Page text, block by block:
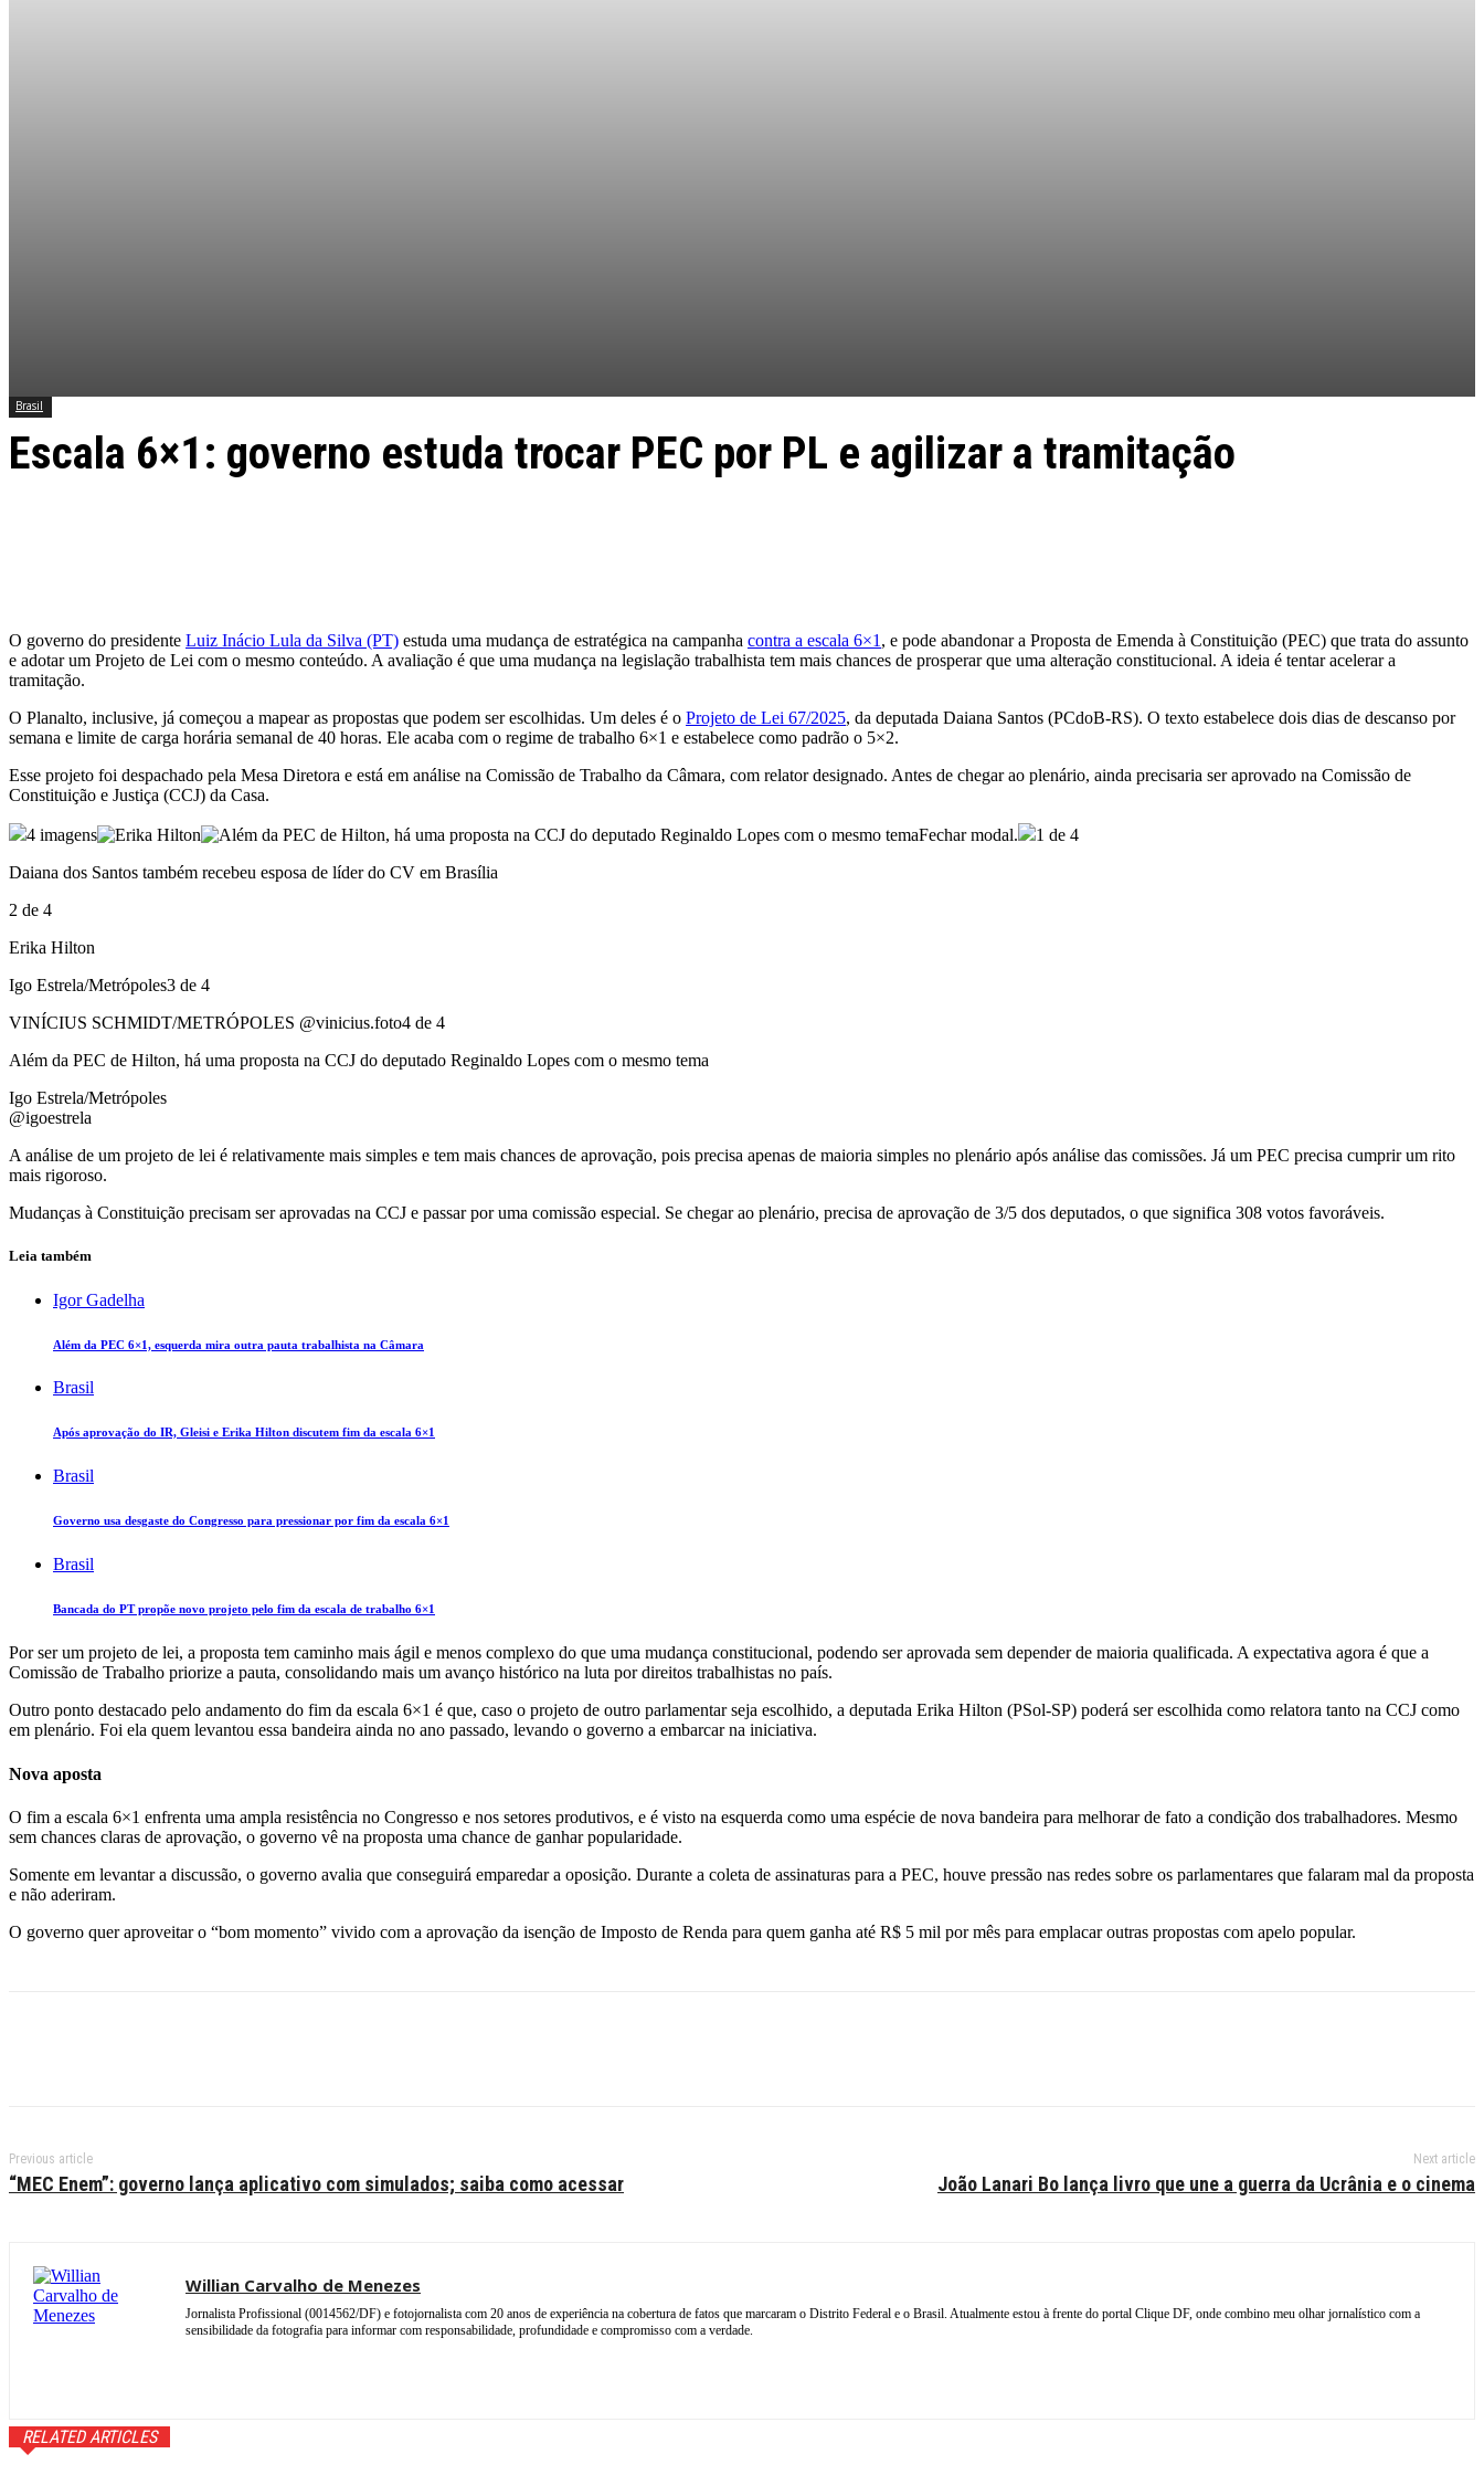
Brasil
Escala 6×1: governo estuda trocar PEC por PL e agilizar a tramitação
O governo do presidente Luiz Inácio Lula da Silva (PT) estuda uma mudança de estratégica na campanha contra a escala 6×1 , e pode abandonar a Proposta de Emenda à Constituição (PEC) que trata do assunto
e adotar um Projeto de Lei com o mesmo conteúdo. A avaliação é que uma mudança na legislação trabalhista tem mais chances de prosperar que uma alteração constitucional. A ideia é tentar acelerar a
tramitação.
O Planalto, inclusive, já começou a mapear as propostas que podem ser escolhidas. Um deles é o Projeto de Lei 67/2025, da deputada Daiana Santos (PCdoB-RS). O texto estabelece dois dias de descanso por
semana e limite de carga horária semanal de 40 horas. Ele acaba com o regime de trabalho 6×1 e estabelece como padrão o 5×2.
Esse projeto foi despachado pela Mesa Diretora e está em análise na Comissão de Trabalho da Câmara, com relator designado. Antes de chegar ao plenário, ainda precisaria ser aprovado na Comissão de
Constituição e Justiça (CCJ) da Casa.
4 imagens Fechar modal.
1 de 4
Daiana dos Santos também recebeu esposa de líder do CV em Brasília
2 de 4
Erika Hilton
Igo Estrela/Metrópoles3 de 4
VINÍCIUS SCHMIDT/METRÓPOLES @vinicius.foto4 de 4
Além da PEC de Hilton, há uma proposta na CCJ do deputado Reginaldo Lopes com o mesmo tema
Igo Estrela/Metrópoles
@igoestrela
A análise de um projeto de lei é relativamente mais simples e tem mais chances de aprovação, pois precisa apenas de maioria simples no plenário após análise das comissões. Já um PEC precisa cumprir um rito
mais rigoroso.
Mudanças à Constituição precisam ser aprovadas na CCJ e passar por uma comissão especial. Se chegar ao plenário, precisa de aprovação de 3/5 dos deputados, o que significa 308 votos favoráveis.
Leia também
Igor Gadelha
Além da PEC 6×1, esquerda mira outra pauta trabalhista na Câmara
Brasil
Após aprovação do IR, Gleisi e Erika Hilton discutem fim da escala 6×1
Brasil
Governo usa desgaste do Congresso para pressionar por fim da escala 6×1
Brasil
Bancada do PT propõe novo projeto pelo fim da escala de trabalho 6×1
Por ser um projeto de lei, a proposta tem caminho mais ágil e menos complexo do que uma mudança constitucional, podendo ser aprovada sem depender de maioria qualificada. A expectativa agora é que a
Comissão de Trabalho priorize a pauta, consolidando mais um avanço histórico na luta por direitos trabalhistas no país.
Outro ponto destacado pelo andamento do fim da escala 6×1 é que, caso o projeto de outro parlamentar seja escolhido, a deputada Erika Hilton (PSol-SP) poderá ser escolhida como relatora tanto na CCJ como
em plenário. Foi ela quem levantou essa bandeira ainda no ano passado, levando o governo a embarcar na iniciativa.
Nova aposta
O fim a escala 6×1 enfrenta uma ampla resistência no Congresso e nos setores produtivos, e é visto na esquerda como uma espécie de nova bandeira para melhorar de fato a condição dos trabalhadores. Mesmo
sem chances claras de aprovação, o governo vê na proposta uma chance de ganhar popularidade.
Somente em levantar a discussão, o governo avalia que conseguirá emparedar a oposição. Durante a coleta de assinaturas para a PEC, houve pressão nas redes sobre os parlamentares que falaram mal da proposta
e não aderiram.
O governo quer aproveitar o “bom momento” vivido com a aprovação da isenção de Imposto de Renda para quem ganha até R$ 5 mil por mês para emplacar outras propostas com apelo popular.
Previous article
“MEC Enem”: governo lança aplicativo com simulados; saiba como acessar
Next article
João Lanari Bo lança livro que une a guerra da Ucrânia e o cinema
Willian Carvalho de Menezes
Jornalista Profissional (0014562/DF) e fotojornalista com 20 anos de experiência na cobertura de fatos que marcaram o Distrito Federal e o Brasil. Atualmente estou à frente do portal Clique DF, onde combino meu olhar jornalístico com a
sensibilidade da fotografia para informar com responsabilidade, profundidade e compromisso com a verdade.
RELATED ARTICLES